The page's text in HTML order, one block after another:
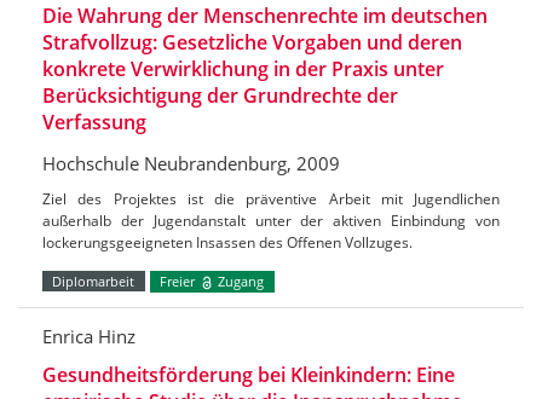
Die Wahrung der Menschenrechte im deutschen
Strafvollzug: Gesetzliche Vorgaben und deren
konkrete Verwirklichung in der Praxis unter
Berücksichtigung der Grundrechte der
Verfassung
Hochschule Neubrandenburg, 2009
Ziel des Projektes ist die präventive Arbeit mit Jugendlichen
außerhalb der Jugendanstalt unter der aktiven Einbindung von
lockerungsgeeigneten Insassen des Offenen Vollzuges.
Diplomarbeit Freier Zugang
Enrica Hinz
Gesundheitsförderung bei Kleinkindern: Eine